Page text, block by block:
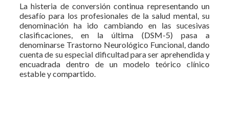
La histeria de conversión continua representando un
desafío para los profesionales de la salud mental, su
denominación ha ido cambiando en las sucesivas
clasificaciones, en la última (DSM-5) pasa a
denominarse Trastorno Neurológico Funcional, dando
cuenta de su especial dificultad para ser aprehendida y
encuadrada dentro de un modelo teórico clínico
estable y compartido.